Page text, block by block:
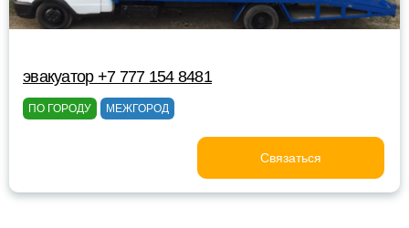
эвакуатор +7 777 154 8481
ПО ГОРОДУ МЕЖГОРОД
Связаться